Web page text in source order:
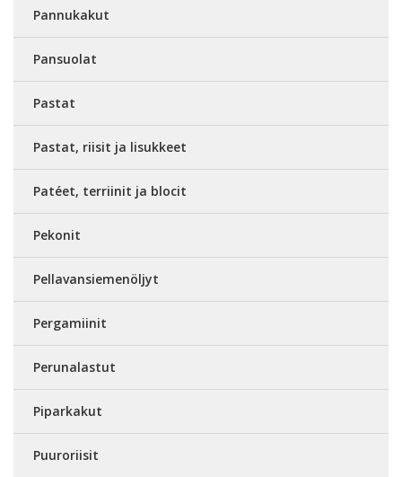
Pannukakut
Pansuolat
Pastat
Pastat, riisit ja lisukkeet
Patéet, terriinit ja blocit
Pekonit
Pellavansiemenöljyt
Pergamiinit
Perunalastut
Piparkakut
Puuroriisit